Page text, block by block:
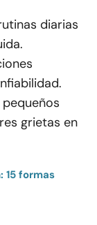
diarias
grietas en
15 formas